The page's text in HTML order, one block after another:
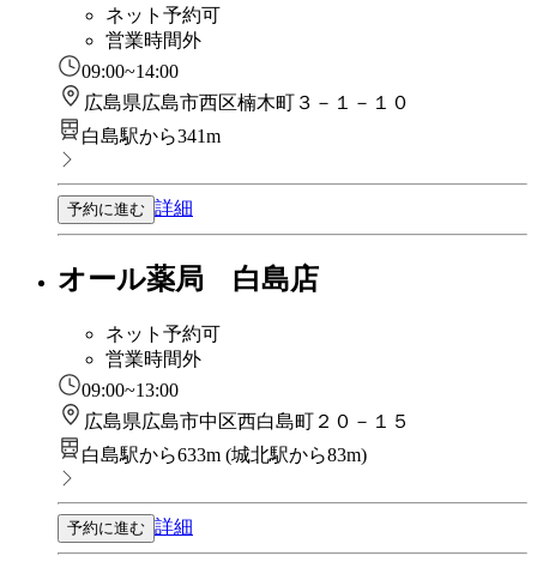
ネット予約可
営業時間外
09:00~14:00
広島県広島市西区楠木町３－１－１０
白島駅から341m
予約に進む 詳細
オール薬局 白島店
ネット予約可
営業時間外
09:00~13:00
広島県広島市中区西白島町２０－１５
白島駅から633m (城北駅から83m)
予約に進む 詳細